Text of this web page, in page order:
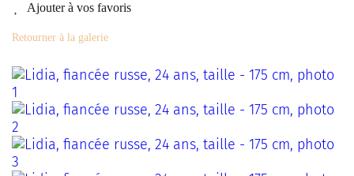
Ajouter à vos favoris
Retourner à la galerie